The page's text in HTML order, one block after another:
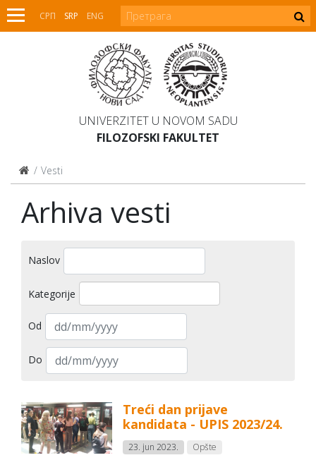
СРП SRP ENG
UNIVERZITET U NOVOM SADU
FILOZOFSKI FAKULTET
Vesti
Arhiva vesti
Naslov
Kategorije
Od
Do
Treći dan prijave
kandidata - UPIS 2023/24.
23. jun 2023. Opšte